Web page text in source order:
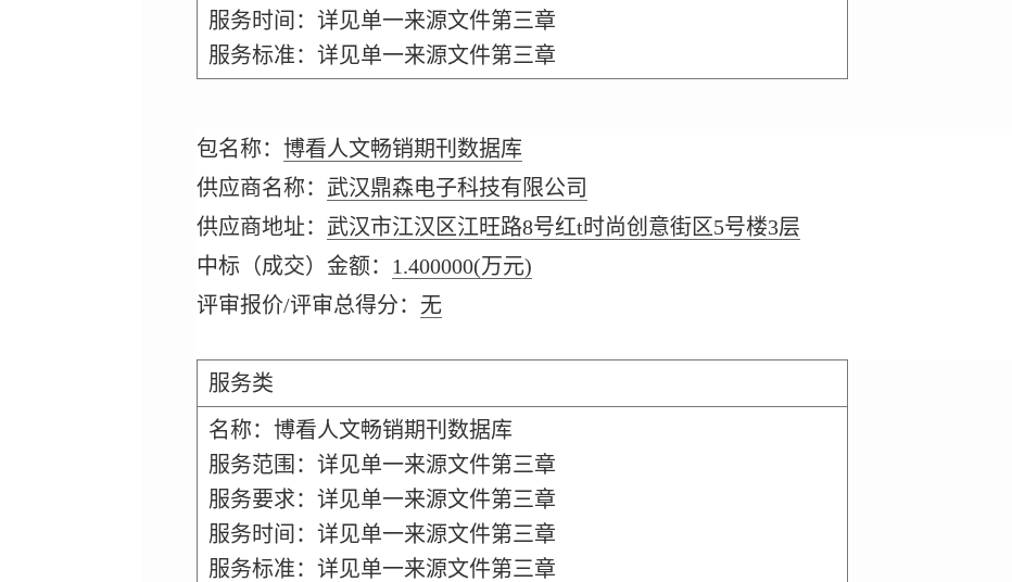
服务时间：详见单一来源文件第三章
服务标准：详见单一来源文件第三章
包名称： 博看人文畅销期刊数据库
供应商名称： 武汉鼎森电子科技有限公司
供应商地址： 武汉市江汉区江旺路8号红t时尚创意街区5号楼3层
中标（成交）金额： 1.400000(万元)
评审报价/评审总得分： 无
服务类
名称：博看人文畅销期刊数据库
服务范围：详见单一来源文件第三章
服务要求：详见单一来源文件第三章
服务时间：详见单一来源文件第三章
服务标准：详见单一来源文件第三章